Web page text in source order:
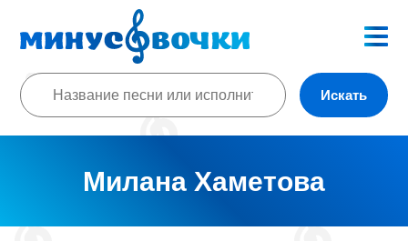
Искать
Милана Хаметова